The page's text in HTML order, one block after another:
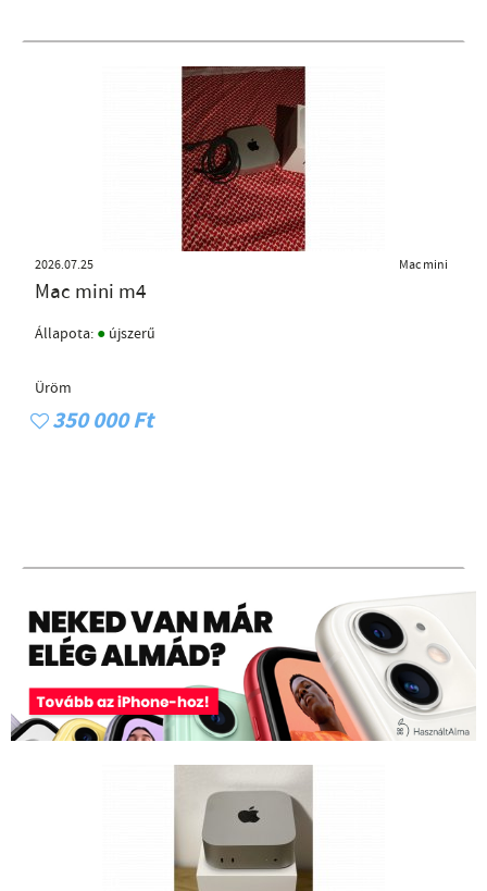
2026.07.25 Mac mini
Mac mini m4
Állapota: ● újszerű
Üröm
350 000 Ft